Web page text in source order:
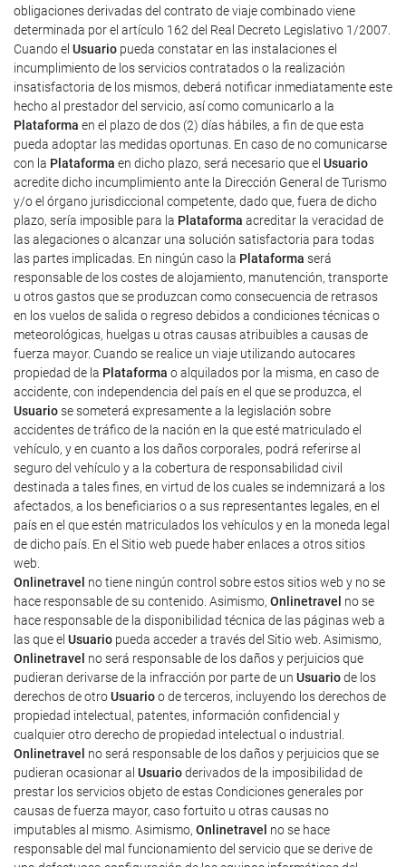
obligaciones derivadas del contrato de viaje combinado viene
determinada por el artículo 162 del Real Decreto Legislativo 1/2007.
Cuando el Usuario pueda constatar en las instalaciones el
incumplimiento de los servicios contratados o la realización
insatisfactoria de los mismos, deberá notificar inmediatamente este
hecho al prestador del servicio, así como comunicarlo a la
Plataforma en el plazo de dos (2) días hábiles, a fin de que esta
pueda adoptar las medidas oportunas. En caso de no comunicarse
con la Plataforma en dicho plazo, será necesario que el Usuario
acredite dicho incumplimiento ante la Dirección General de Turismo
y/o el órgano jurisdiccional competente, dado que, fuera de dicho
plazo, sería imposible para la Plataforma acreditar la veracidad de
las alegaciones o alcanzar una solución satisfactoria para todas
las partes implicadas. En ningún caso la Plataforma será
responsable de los costes de alojamiento, manutención, transporte
u otros gastos que se produzcan como consecuencia de retrasos
en los vuelos de salida o regreso debidos a condiciones técnicas o
meteorológicas, huelgas u otras causas atribuibles a causas de
fuerza mayor. Cuando se realice un viaje utilizando autocares
propiedad de la Plataforma o alquilados por la misma, en caso de
accidente, con independencia del país en el que se produzca, el
Usuariose someterá expresamente a la legislación sobre
accidentes de tráfico de la nación en la que esté matriculado el
vehículo, y en cuanto a los daños corporales, podrá referirse al
seguro del vehículo y a la cobertura de responsabilidad civil
destinada a tales fines, en virtud de los cuales se indemnizará a los
afectados, a los beneficiarios o a sus representantes legales, en el
país en el que estén matriculados los vehículos y en la moneda legal
de dicho país. En el Sitio web puede haber enlaces a otros sitios
web.
Onlinetravel no tiene ningún control sobre estos sitios web y no se
hace responsable de su contenido. Asimismo, Onlinetravel no se
hace responsable de la disponibilidad técnica de las páginas web a
las que el Usuario pueda acceder a través del Sitio web. Asimismo,
Onlinetravel no será responsable de los daños y perjuicios que
pudieran derivarse de la infracción por parte de un Usuariode los
derechos de otroUsuarioo de terceros, incluyendo los derechos de
propiedad intelectual, patentes, información confidencial y
cualquier otro derecho de propiedad intelectual o industrial.
Onlinetravel no será responsable de los daños y perjuicios que se
pudieran ocasionar al Usuarioderivados de la imposibilidad de
prestar los servicios objeto de estas Condiciones generales por
causas de fuerza mayor, caso fortuito u otras causas no
imputables al mismo. Asimismo, Onlinetravel no se hace
responsable del mal funcionamiento del servicio que se derive de